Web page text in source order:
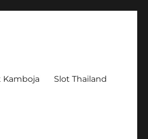
Kamboja Slot Thailand